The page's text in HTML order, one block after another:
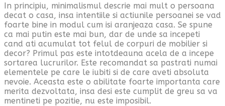
In principiu, minimalismul descrie mai mult o persoana
decat o casa, insa intentiile si actiunile persoanei se vad
foarte bine in modul cum isi aranjeaza casa. Se spune
ca mai putin este mai bun, dar de unde sa incepeti
cand ati acumulat tot felul de corpuri de mobilier si
decor? Primul pas este intotdeauna acela de a incepe
sortarea lucrurilor. Este recomandat sa pastrati numai
elementele pe care le iubiti si de care aveti absoluta
nevoie. Aceasta este o abilitate foarte importanta care
merita dezvoltata, insa desi este cumplit de greu sa va
mentineti pe pozitie, nu este imposibil.